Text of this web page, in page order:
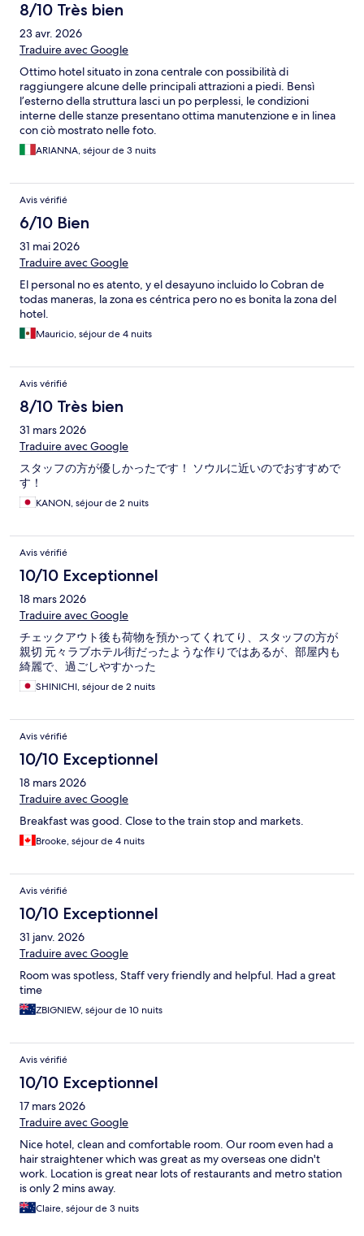
8/10 Très bien
23 avr. 2026
Traduire avec Google
Ottimo hotel situato in zona centrale con possibilità di
raggiungere alcune delle principali attrazioni a piedi. Bensì
l’esterno della struttura lasci un po perplessi, le condizioni
interne delle stanze presentano ottima manutenzione e in linea
con ciò mostrato nelle foto.
ARIANNA, séjour de 3 nuits
Avis vérifié
6/10 Bien
31 mai 2026
Traduire avec Google
El personal no es atento, y el desayuno incluido lo Cobran de
todas maneras, la zona es céntrica pero no es bonita la zona del
hotel.
Mauricio, séjour de 4 nuits
Avis vérifié
8/10 Très bien
31 mars 2026
Traduire avec Google
スタッフの方が優しかったです！ ソウルに近いのでおすすめで
す！
KANON, séjour de 2 nuits
Avis vérifié
10/10 Exceptionnel
18 mars 2026
Traduire avec Google
チェックアウト後も荷物を預かってくれてり、スタッフの方が
親切 元々ラブホテル街だったような作りではあるが、部屋内も
綺麗で、過ごしやすかった
SHINICHI, séjour de 2 nuits
Avis vérifié
10/10 Exceptionnel
18 mars 2026
Traduire avec Google
Breakfast was good. Close to the train stop and markets.
Brooke, séjour de 4 nuits
Avis vérifié
10/10 Exceptionnel
31 janv. 2026
Traduire avec Google
Room was spotless, Staff very friendly and helpful. Had a great
time
ZBIGNIEW, séjour de 10 nuits
Avis vérifié
10/10 Exceptionnel
17 mars 2026
Traduire avec Google
Nice hotel, clean and comfortable room. Our room even had a
hair straightener which was great as my overseas one didn't
work. Location is great near lots of restaurants and metro station
is only 2 mins away.
Claire, séjour de 3 nuits